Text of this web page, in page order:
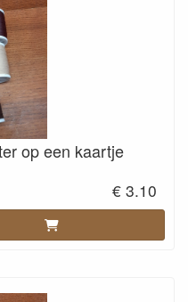
op een kaartje
€ 3.10